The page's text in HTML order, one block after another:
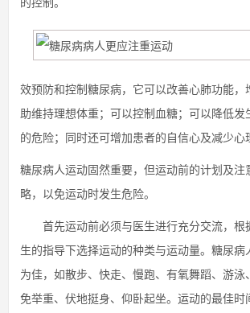
效预防和控制糖尿病，它可以改善心肺功能，
助维持理想体重；可以控制血糖；可以降低发
的危险；同时还可增加患者的自信心及减少心
糖尿病人运动固然重要，但运动前的计划及注
略，以免运动时发生危险。
首先运动前必须与医生进行充分交流，根
生的指导下选择运动的种类与运动量。糖尿
为佳，如散步、快走、慢跑、有氧舞蹈、游
免举重、伏地挺身、仰卧起坐。运动的最佳时